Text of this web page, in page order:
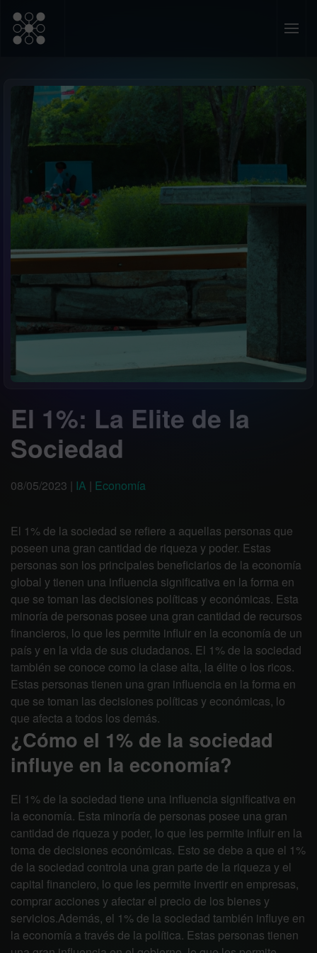
El 1%: La Elite de la
Sociedad
08/05/2023 | IA | Economía
El 1% de la sociedad se refiere a aquellas personas que
poseen una gran cantidad de riqueza y poder. Estas
personas son los principales beneficiarios de la economía
global y tienen una influencia significativa en la forma en
que se toman las decisiones políticas y económicas. Esta
minoría de personas posee una gran cantidad de recursos
financieros, lo que les permite influir en la economía de un
país y en la vida de sus ciudadanos. El 1% de la sociedad
también se conoce como la clase alta, la élite o los ricos.
Estas personas tienen una gran influencia en la forma en
que se toman las decisiones políticas y económicas, lo
que afecta a todos los demás.
¿Cómo el 1% de la sociedad
influye en la economía?
El 1% de la sociedad tiene una influencia significativa en
la economía. Esta minoría de personas posee una gran
cantidad de riqueza y poder, lo que les permite influir en la
toma de decisiones económicas. Esto se debe a que el 1%
de la sociedad controla una gran parte de la riqueza y el
capital financiero, lo que les permite invertir en empresas,
comprar acciones y afectar el precio de los bienes y
servicios.Además, el 1% de la sociedad también influye en
la economía a través de la política. Estas personas tienen